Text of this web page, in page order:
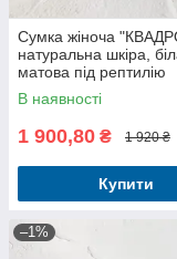
Сумка жіноча
натуральна шкіра,
матова під рептилію
В наявності
1 900,80 ₴ 1 920 ₴
Купити
–1%